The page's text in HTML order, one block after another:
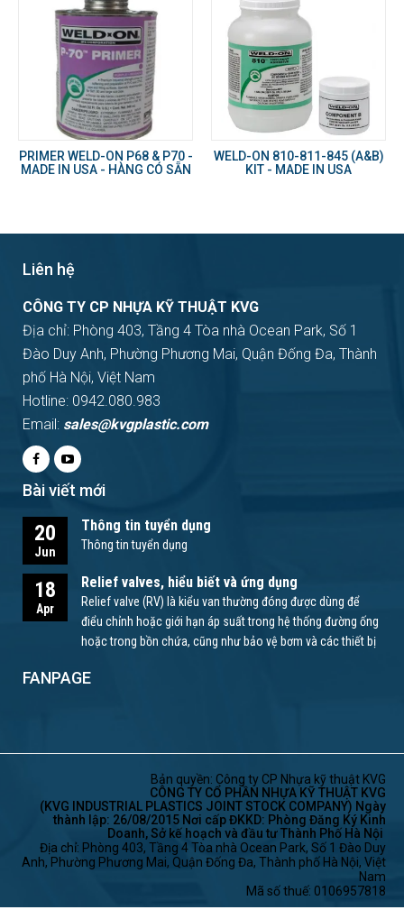
PRIMER WELD-ON P68 & P70 -
MADE IN USA - HÀNG CÓ SẴN
WELD-ON 810-811-845 (A&B)
KIT - MADE IN USA
Liên hệ
CÔNG TY CP NHỰA KỸ THUẬT KVG
Địa chỉ: Phòng 403, Tầng 4 Tòa nhà Ocean Park, Số 1
Đào Duy Anh, Phường Phương Mai, Quận Đống Đa, Thành
phố Hà Nội, Việt Nam
Hotline: 0942.080.983
Email: sales@kvgplastic.com
Bài viết mới
20
Jun
Thông tin tuyển dụng
Thông tin tuyển dụng
18
Apr
Relief valves, hiểu biết và ứng dụng
Relief valve (RV) là kiểu van thường đóng được dùng để
điểu chỉnh hoặc giới hạn áp suất trong hệ thống đường ống
hoặc trong bồn chứa, cũng như bảo vệ bơm và các thiết bị
FANPAGE
Bản quyền: Công ty CP Nhựa kỹ thuật KVG
CÔNG TY CỔ PHẦN NHỰA KỸ THUẬT KVG
(KVG INDUSTRIAL PLASTICS JOINT STOCK COMPANY) Ngày
thành lập: 26/08/2015 Nơi cấp ĐKKD: Phòng Đăng Ký Kinh
Doanh, Sở kế hoạch và đầu tư Thành Phố Hà Nội
Địa chỉ: Phòng 403, Tầng 4 Tòa nhà Ocean Park, Số 1 Đào Duy
Anh, Phường Phương Mai, Quận Đống Đa, Thành phố Hà Nội, Việt
Nam
Mã số thuế: 0106957818